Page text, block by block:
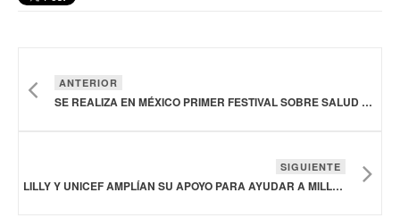
ANTERIOR
SE REALIZA EN MÉXICO PRIMER FESTIVAL SOBRE SALUD MENSTRUAL
SIGUIENTE
LILLY Y UNICEF AMPLÍAN SU APOYO PARA AYUDAR A MILLONES DE JÓVENES EN RIESGO DE ENFERMEDADES NO TRANSMISIBLES